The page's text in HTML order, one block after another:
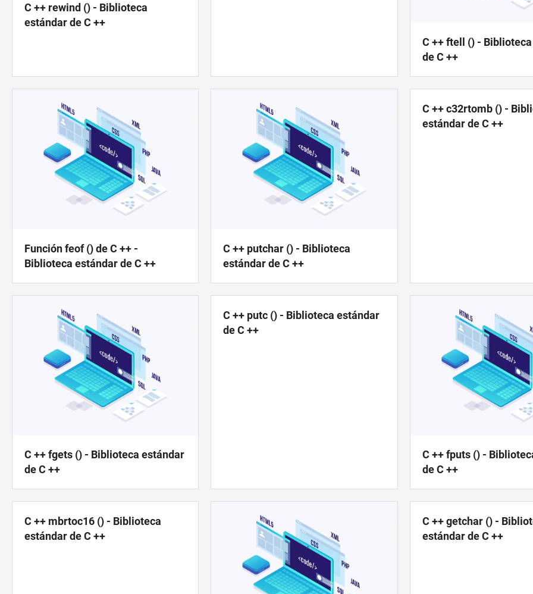
C ++ rewind () - Biblioteca
estándar de C ++
C ++ ftell () -
de C ++
Función feof () de C ++ -
Biblioteca estándar de C ++
C ++ putchar () - Biblioteca
estándar de C ++
C ++ c32rtomb () -
estándar de C ++
C ++ fgets () - Biblioteca estándar
de C ++
C ++ putc () - Biblioteca estándar
de C ++
C ++ fputs () -
de C ++
C ++ mbrtoc16 () - Biblioteca
estándar de C ++
C ++ getchar () -
estándar de C ++